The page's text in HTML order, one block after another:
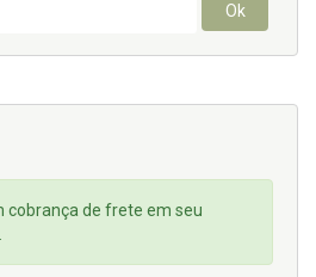
Ok
cobrança de frete em seu